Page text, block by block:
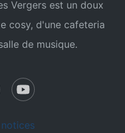
Vergers est un doux
cosy, d'une cafeteria
de musique.